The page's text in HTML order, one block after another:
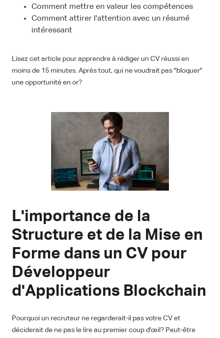
Comment mettre en valeur les compétences
Comment attirer l'attention avec un résumé
intéressant
Lisez cet article pour apprendre à rédiger un CV réussi en
moins de 15 minutes. Après tout, qui ne voudrait pas "bloquer"
une opportunité en or?
L'importance de la
Structure et de la Mise en
Forme dans un CV pour
Développeur
d'Applications Blockchain
Pourquoi un recruteur ne regarderait-il pas votre CV et
déciderait de ne pas le lire au premier coup d'œil? Peut-être